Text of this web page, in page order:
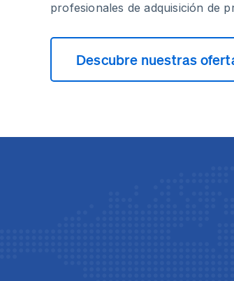
profesionales de adquisición de
Descubre nuestras